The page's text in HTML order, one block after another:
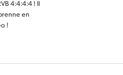
4:4:4:4 ! Il
en
!